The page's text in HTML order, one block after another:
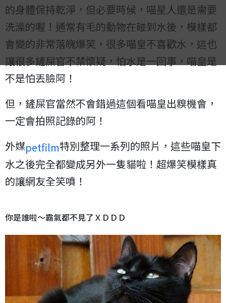
的身體保持乾淨，但必要時候，喵星人還是需要
洗澡的喔！通常有毛的動物在碰到水後，模樣都
會變的非常落魄爆笑，很多喵皇不喜歡水，這也
讓很多鏟屎官不禁懷疑，怕水是一回事，喵皇是
不是怕丟臉阿！
但，鏟屎官當然不會錯過這個看喵皇出糗機會，
一定會拍照記錄的阿！
外媒petfilm特別整理一系列的照片，這些喵皇下
水之後完全都變成另外一隻貓啦！超爆笑模樣真
的讓網友全笑噴！
你是誰啦～霸氣都不見了ＸＤＤＤ